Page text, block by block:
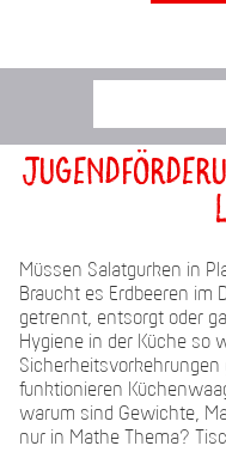
Müssen Salatgurken in
Braucht es Erdbeeren im
getrennt, entsorgt oder
Hygiene in der Küche so
funktionieren
warum sind Gewichte,
nur in Mathe Thema?